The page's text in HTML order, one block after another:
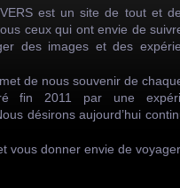
est un site de tout et
ceux qui ont envie de
des images et des
de nous souvenir de
fin 2011 par une
désirons aujourd’hui
vous donner envie de